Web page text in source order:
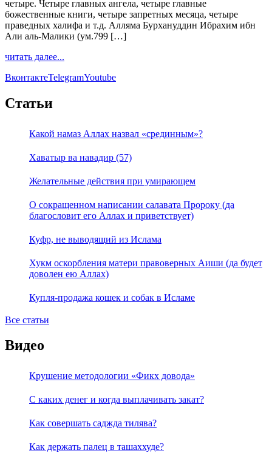
четыре. Четыре главных ангела, четыре главные
божественные книги, четыре запретных месяца, четыре
праведных халифа и т.д. Алляма Бурхануддин Ибрахим ибн
Али аль-Малики (ум.799 […]
читать далее...
ВконтактеTelegramYoutube
Статьи
Какой намаз Аллах назвал «срединным»?
Хаватыр ва навадир (57)
Желательные действия при умирающем
О сокращенном написании салавата Пророку (да
благословит его Аллах и приветствует)
Куфр, не выводящий из Ислама
Хукм оскорбления матери правоверных Аиши (да будет
доволен ею Аллах)
Купля-продажа кошек и собак в Исламе
Все статьи
Видео
Крушение методологии «Фикх довода»
С каких денег и когда выплачивать закат?
Как совершать саджда тилява?
Как держать палец в ташаххуде?